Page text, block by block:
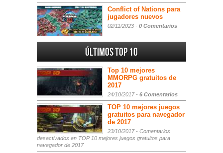
Conflict of Nations para
jugadores nuevos
02/11/2023 - 0 Comentarios
Últimos Top 10
Top 10 mejores
MMORPG gratuitos de
2017
24/10/2017 - 6 Comentarios
TOP 10 mejores juegos
gratuitos para navegador
de 2017
23/10/2017 - Comentarios
desactivados en TOP 10 mejores juegos gratuitos para
navegador de 2017